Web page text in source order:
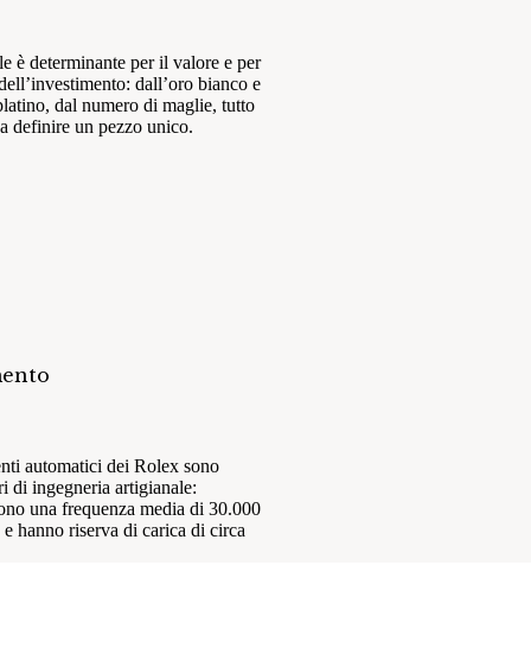
è determinante per il valore e per
dall’oro bianco e
dal numero di maglie, tutto
definire un pezzo unico.
automatici dei Rolex sono
di ingegneria artigianale:
una frequenza media di 30.000
hanno riserva di carica di circa